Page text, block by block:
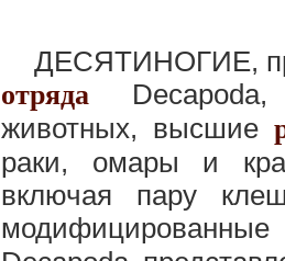
ДЕСЯТИНОГИЕ,
отряда Decapoda,
животных, высшие
раки, омары и
включая пару